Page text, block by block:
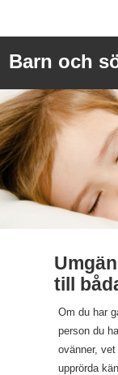
MITT BARN SOVER
FÅ BARN ATT SOVA
BLOGG
Barn och
till
Om du har
person du
ovänner,
upprörda